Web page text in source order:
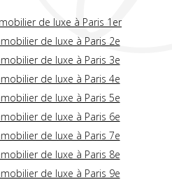
de luxe à Paris 1er
de luxe à Paris 2e
de luxe à Paris 3e
de luxe à Paris 4e
de luxe à Paris 5e
de luxe à Paris 6e
de luxe à Paris 7e
de luxe à Paris 8e
de luxe à Paris 9e